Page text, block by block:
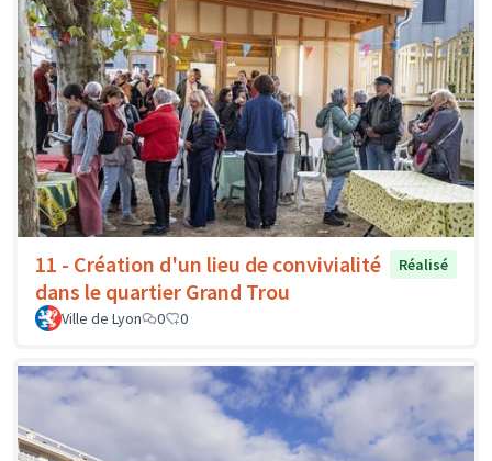
11 - Création d'un lieu de convivialité
dans le quartier Grand Trou
Réalisé
Ville de Lyon 0 0